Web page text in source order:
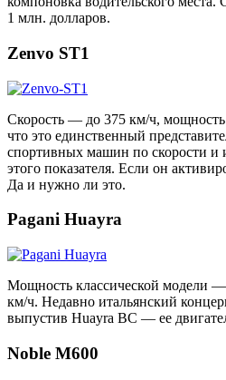
1 млн. долларов.
Zenvo ST1
Скорость — до 375 км/ч,
что это единственный
спортивных машин по скорости
этого показателя. Если он
Да и нужно ли это.
Pagani Huayra
Мощность классической модели
км/ч. Недавно итальянский
выпустив Huayra BC — ее
Noble M600